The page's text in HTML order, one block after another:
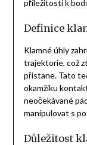
příležitosti k
Definice
Klamné úhly
trajektorie, což
přistane. Tato
okamžiku
neočekávané
manipulovat s
Důležitost